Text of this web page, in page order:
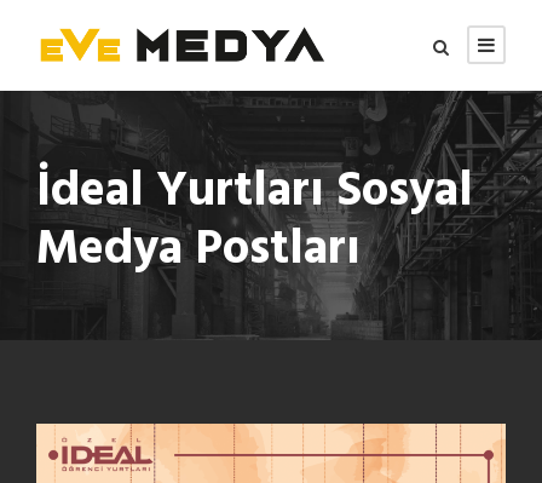
İdeal Yurtları Sosyal
Medya Postları